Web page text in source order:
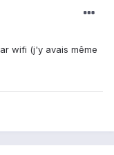
wifi (j'y avais même